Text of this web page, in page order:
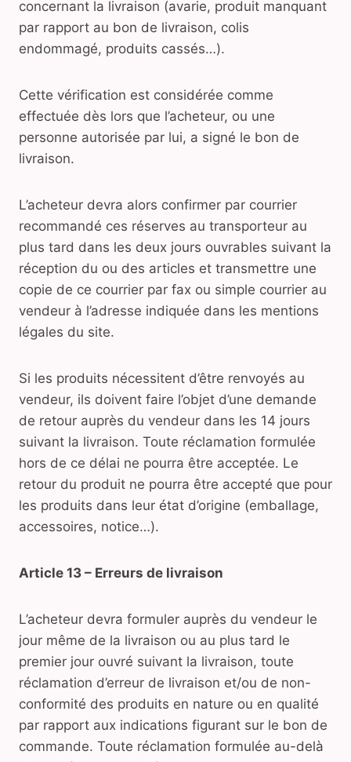
concernant la livraison (avarie, produit manquant
par rapport au bon de livraison, colis
endommagé, produits cassés…).
Cette vérification est considérée comme
effectuée dès lors que l’acheteur, ou une
personne autorisée par lui, a signé le bon de
livraison.
L’acheteur devra alors confirmer par courrier
recommandé ces réserves au transporteur au
plus tard dans les deux jours ouvrables suivant la
réception du ou des articles et transmettre une
copie de ce courrier par fax ou simple courrier au
vendeur à l’adresse indiquée dans les mentions
légales du site.
Si les produits nécessitent d’être renvoyés au
vendeur, ils doivent faire l’objet d’une demande
de retour auprès du vendeur dans les 14 jours
suivant la livraison. Toute réclamation formulée
hors de ce délai ne pourra être acceptée. Le
retour du produit ne pourra être accepté que pour
les produits dans leur état d’origine (emballage,
accessoires, notice…).
Article 13 – Erreurs de livraison
L’acheteur devra formuler auprès du vendeur le
jour même de la livraison ou au plus tard le
premier jour ouvré suivant la livraison, toute
réclamation d’erreur de livraison et/ou de non-
conformité des produits en nature ou en qualité
par rapport aux indications figurant sur le bon de
commande. Toute réclamation formulée au-delà